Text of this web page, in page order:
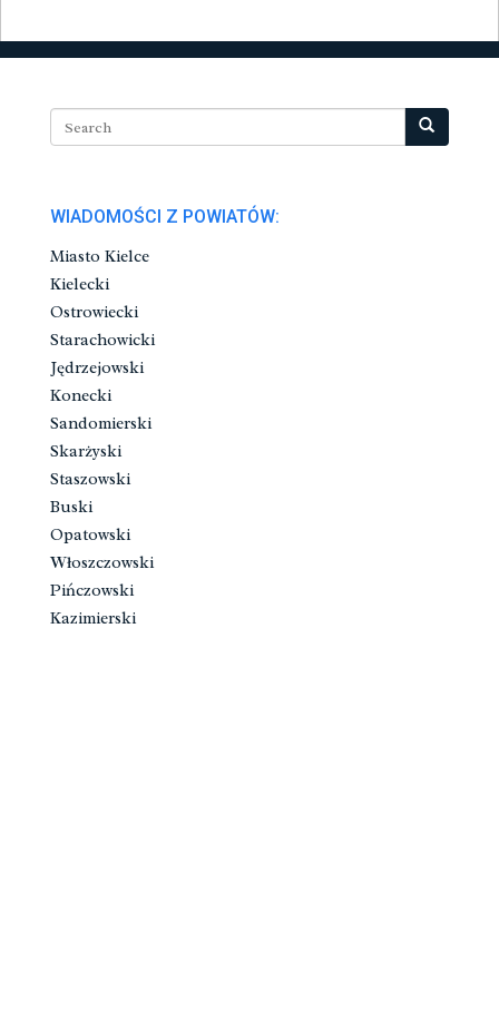
WIADOMOŚCI Z POWIATÓW:
Miasto Kielce
Kielecki
Ostrowiecki
Starachowicki
Jędrzejowski
Konecki
Sandomierski
Skarżyski
Staszowski
Buski
Opatowski
Włoszczowski
Pińczowski
Kazimierski